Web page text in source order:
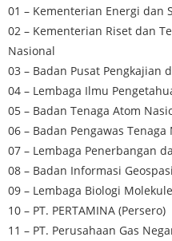
01 – Kementerian Energi dan
02 – Kementerian Riset dan
Nasional
03 – Badan Pusat Pengkajian
04 – Lembaga Ilmu
05 – Badan Tenaga Atom
06 – Badan Pengawas Tenaga
07 – Lembaga Penerbangan
08 – Badan Informasi
09 – Lembaga Biologi
10 – PT. PERTAMINA (Persero)
11 – PT. Perusahaan Gas